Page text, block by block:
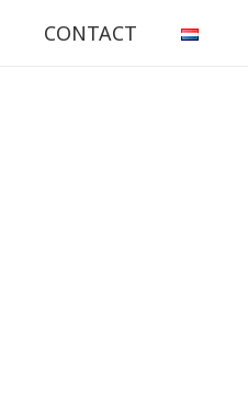
CONTACT